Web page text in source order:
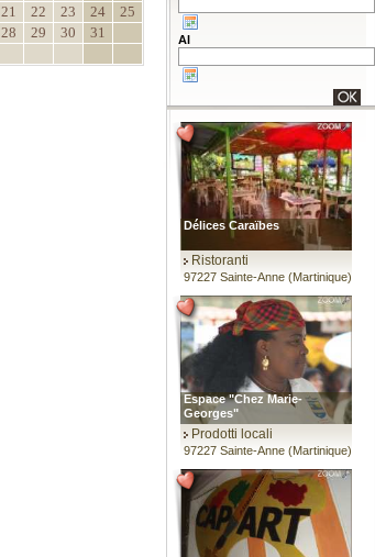
21 22 23 24
25
28 29 30 31 Al
Délices Caraïbes
Ristoranti
97227 Sainte-Anne (Martinique)
Espace "Chez Marie-
Georges"
Prodotti locali
97227 Sainte-Anne (Martinique)